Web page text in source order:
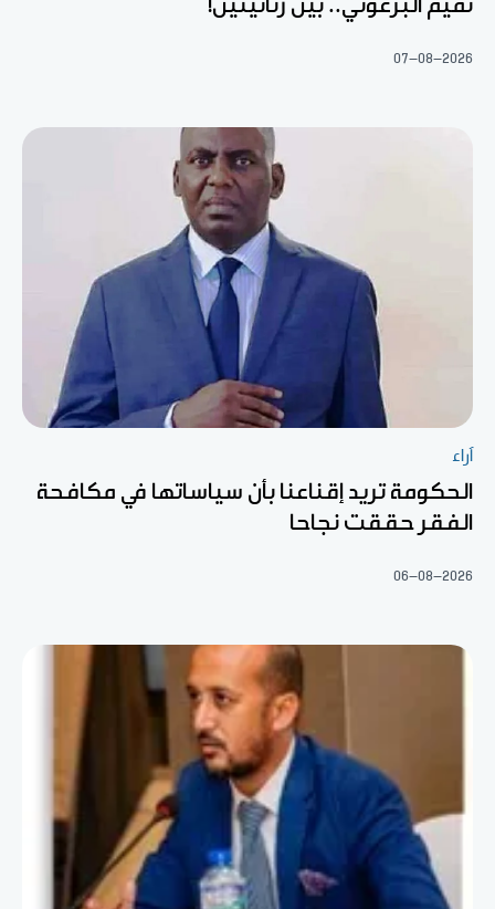
تميم البرغوثي.. بين رثائيتين!
07-08-2026
آراء
الحكومة تريد إقناعنا بأن سياساتها في مكافحة
الفقر حققت نجاحا
06-08-2026